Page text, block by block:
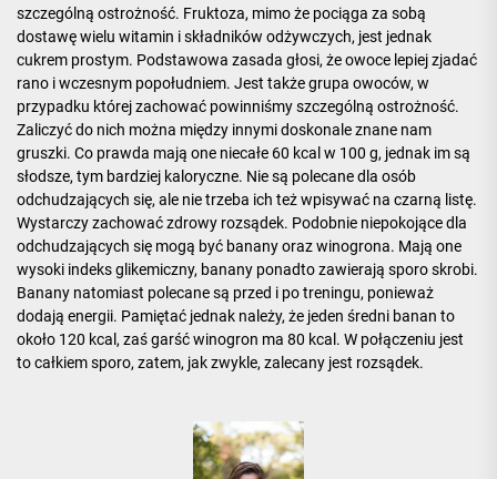
szczególną ostrożność. Fruktoza, mimo że pociąga za sobą
dostawę wielu witamin i składników odżywczych, jest jednak
cukrem prostym. Podstawowa zasada głosi, że owoce lepiej zjadać
rano i wczesnym popołudniem. Jest także grupa owoców, w
przypadku której zachować powinniśmy szczególną ostrożność.
Zaliczyć do nich można między innymi doskonale znane nam
gruszki. Co prawda mają one niecałe 60 kcal w 100 g, jednak im są
słodsze, tym bardziej kaloryczne. Nie są polecane dla osób
odchudzających się, ale nie trzeba ich też wpisywać na czarną listę.
Wystarczy zachować zdrowy rozsądek. Podobnie niepokojące dla
odchudzających się mogą być banany oraz winogrona. Mają one
wysoki indeks glikemiczny, banany ponadto zawierają sporo skrobi.
Banany natomiast polecane są przed i po treningu, ponieważ
dodają energii. Pamiętać jednak należy, że jeden średni banan to
około 120 kcal, zaś garść winogron ma 80 kcal. W połączeniu jest
to całkiem sporo, zatem, jak zwykle, zalecany jest rozsądek.